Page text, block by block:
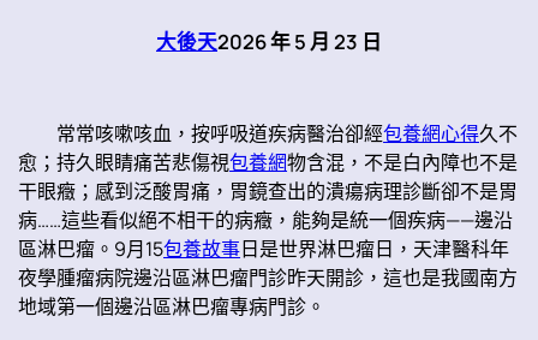
大後天2026 年 5 月 23 日
常常咳嗽咳血，按呼吸道疾病醫治卻經包養網心得久不
愈；持久眼睛痛苦悲傷視包養網物含混，不是白內障也不是
干眼癥；感到泛酸胃痛，胃鏡查出的潰瘍病理診斷卻不是胃
病……這些看似絕不相干的病癥，能夠是統一個疾病——邊沿
區淋巴瘤。9月15包養故事日是世界淋巴瘤日，天津醫科年
夜學腫瘤病院邊沿區淋巴瘤門診昨天開診，這也是我國南方
地域第一個邊沿區淋巴瘤專病門診。